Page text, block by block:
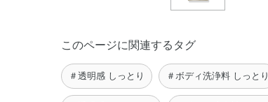
このページに関連するタグ
＃透明感 しっとり ＃ボディ洗浄料 しっとり